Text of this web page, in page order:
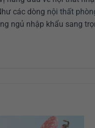
các dòng nội thất
ngủ nhập khẩu sang